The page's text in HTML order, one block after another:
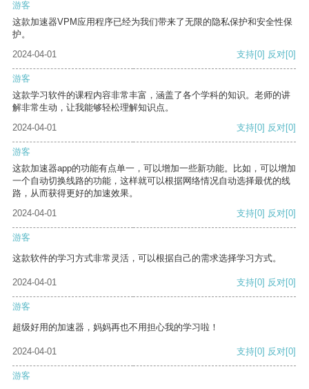
游客
这款加速器VPM应用程序已经为我们带来了无限的隐私保护和安全性保
护。
2024-04-01
支持[0] 反对[0]
游客
这款学习软件的课程内容非常丰富，涵盖了各个学科的知识。老师的讲
解非常生动，让我能够轻松理解知识点。
2024-04-01
支持[0] 反对[0]
游客
这款加速器app的功能有点单一，可以增加一些新功能。比如，可以增加
一个自动切换线路的功能，这样就可以根据网络情况自动选择最优的线
路，从而获得更好的加速效果。
2024-04-01
支持[0] 反对[0]
游客
这款软件的学习方式非常灵活，可以根据自己的需求选择学习方式。
2024-04-01 支持[0] 反对[0]
游客
超级好用的加速器，妈妈再也不用担心我的学习啦！
2024-04-01 支持[0] 反对[0]
游客